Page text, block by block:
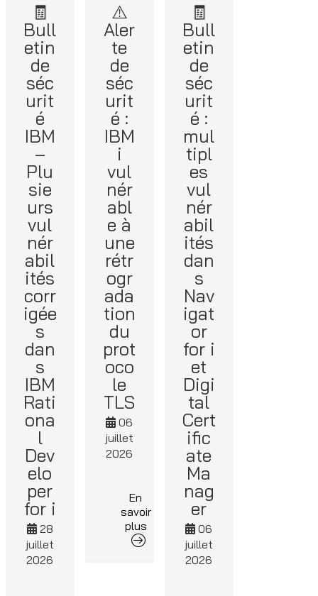
🧾
Bull
etin
de
séc
urit
é
IBM
–
Plu
sie
urs
vul
nér
abil
ités
corr
igée
s
dan
s
IBM
Rati
ona
l
Dev
elo
per
for i
28
juillet
2026
⚠️
Aler
te
de
séc
urit
é :
IBM
i
vul
nér
abl
e à
une
rétr
ogr
ada
tion
du
prot
oco
le
TLS
06
juillet
2026
En
savoir
plus
🧾
Bull
etin
de
séc
urit
é :
mul
tipl
es
vul
nér
abil
ités
dan
s
Nav
igat
or
for i
et
Digi
tal
Cert
ific
ate
Ma
nag
er
06
juillet
2026